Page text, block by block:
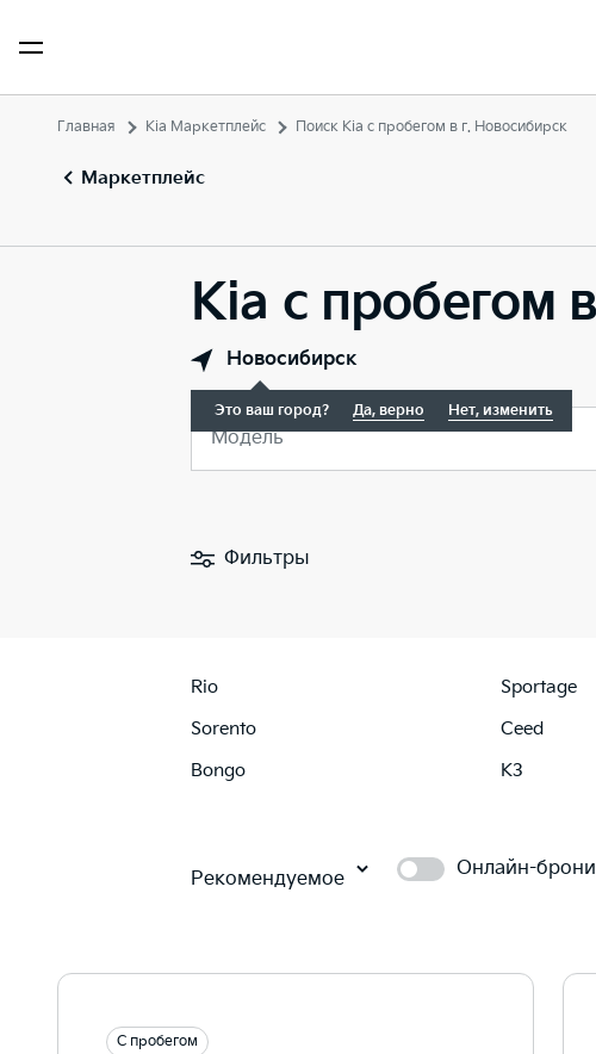
Главная Kia Маркетплейс Поиск Kia с пробегом в г. Новосибирск
Маркетплейс
Kia с пробегом
Новосибирск
Это ваш город? Да, верно Нет, изменить
Модель
Фильтры
Rio Sportage
Sorento
Ceed
Bongo
K3
Рекомендуемое Онлайн-
С пробегом